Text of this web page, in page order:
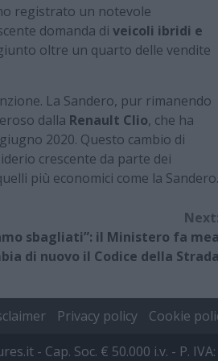
registrato un notevole
domanda di veicoli ibridi e
oltre un quarto delle vendite
La Sandero, pur rimanendo
dalla Renault Clio, che ha
2020. Questo cambio di
crescente da parte dei
più economici come la Sandero.
sbagliati”: il Ministero fa
di nuovo il Codice della
Privacy policy
Cookie
- Cap. Soc. € 50.000 i.v. - P.